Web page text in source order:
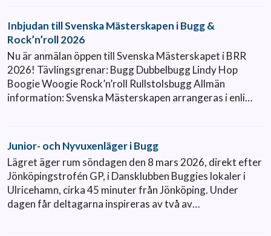
Inbjudan till Svenska Mästerskapen i Bugg &
Rock’n’roll 2026
Nu är anmälan öppen till Svenska Mästerskapet i BRR
2026! Tävlingsgrenar: Bugg Dubbelbugg Lindy Hop
Boogie Woogie Rock’n’roll Rullstolsbugg Allmän
information: Svenska Mästerskapen arrangeras i enli…
Junior- och Nyvuxenläger i Bugg
Lägret äger rum söndagen den 8 mars 2026, direkt efter
Jönköpingstrofén GP, i Dansklubben Buggies lokaler i
Ulricehamn, cirka 45 minuter från Jönköping. Under
dagen får deltagarna inspireras av två av…